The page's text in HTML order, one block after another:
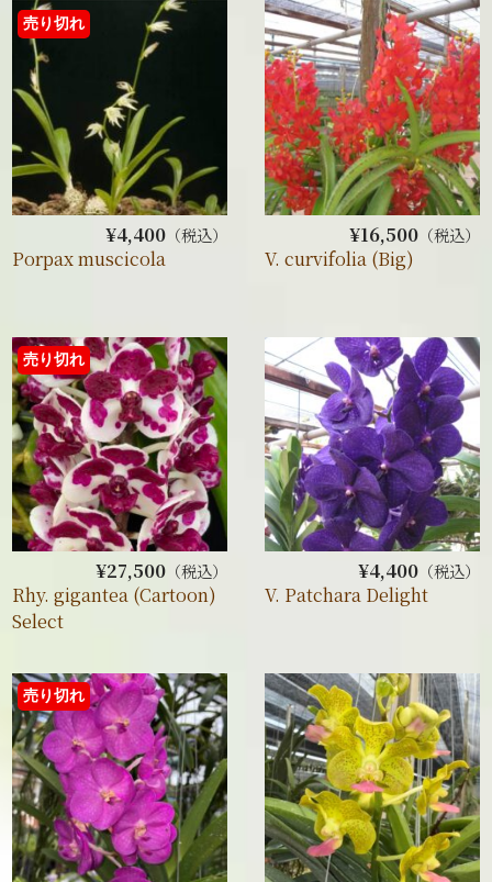
¥4,400（税込）
売り切れ
Porpax muscicola
¥16,500（税込）
V. curvifolia (Big)
¥27,500（税込）
売り切れ
Rhy. gigantea (Cartoon)
Select
¥4,400（税込）
V. Patchara Delight
売り切れ